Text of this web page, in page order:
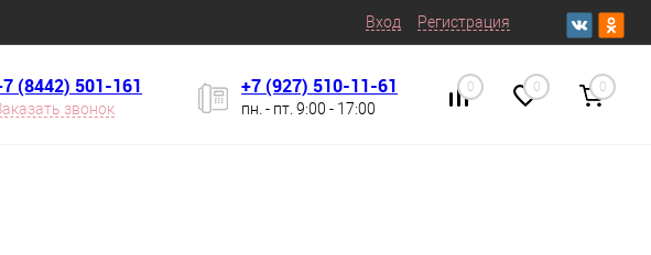
Вход Регистрация
(8442) 501-161
звонок
+7 (927) 510-11-61
пн. - пт. 9:00 - 17:00
0 0 0